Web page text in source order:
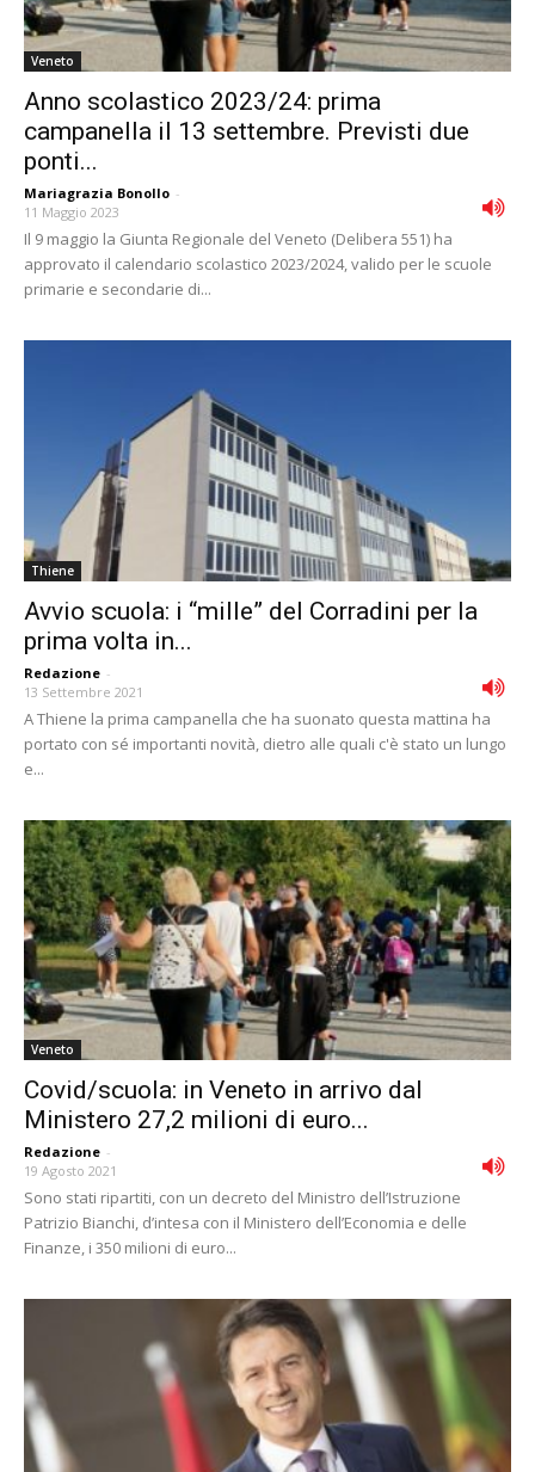
Veneto
Anno scolastico 2023/24: prima
campanella il 13 settembre. Previsti due
ponti...
Mariagrazia Bonollo -
11 Maggio 2023
Il 9 maggio la Giunta Regionale del Veneto (Delibera 551) ha
approvato il calendario scolastico 2023/2024, valido per le scuole
primarie e secondarie di...
Thiene
Avvio scuola: i “mille” del Corradini per la
prima volta in...
Redazione -
13 Settembre 2021
A Thiene la prima campanella che ha suonato questa mattina ha
portato con sé importanti novità, dietro alle quali c'è stato un lungo
e...
Veneto
Covid/scuola: in Veneto in arrivo dal
Ministero 27,2 milioni di euro...
Redazione -
19 Agosto 2021
Sono stati ripartiti, con un decreto del Ministro dell’Istruzione
Patrizio Bianchi, d’intesa con il Ministero dell’Economia e delle
Finanze, i 350 milioni di euro...